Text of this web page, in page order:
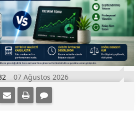
07 Ağustos 2026